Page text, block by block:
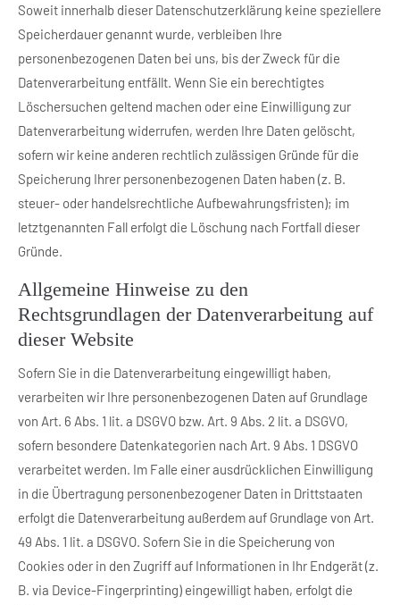
Soweit innerhalb dieser Datenschutzerklärung keine speziellere
Speicherdauer genannt wurde, verbleiben Ihre
personenbezogenen Daten bei uns, bis der Zweck für die
Datenverarbeitung entfällt. Wenn Sie ein berechtigtes
Löschersuchen geltend machen oder eine Einwilligung zur
Datenverarbeitung widerrufen, werden Ihre Daten gelöscht,
sofern wir keine anderen rechtlich zulässigen Gründe für die
Speicherung Ihrer personenbezogenen Daten haben (z. B.
steuer- oder handelsrechtliche Aufbewahrungsfristen); im
letztgenannten Fall erfolgt die Löschung nach Fortfall dieser
Gründe.
Allgemeine Hinweise zu den
Rechtsgrundlagen der Datenverarbeitung auf
dieser Website
Sofern Sie in die Datenverarbeitung eingewilligt haben,
verarbeiten wir Ihre personenbezogenen Daten auf Grundlage
von Art. 6 Abs. 1 lit. a DSGVO bzw. Art. 9 Abs. 2 lit. a DSGVO,
sofern besondere Datenkategorien nach Art. 9 Abs. 1 DSGVO
verarbeitet werden. Im Falle einer ausdrücklichen Einwilligung
in die Übertragung personenbezogener Daten in Drittstaaten
erfolgt die Datenverarbeitung außerdem auf Grundlage von Art.
49 Abs. 1 lit. a DSGVO. Sofern Sie in die Speicherung von
Cookies oder in den Zugriff auf Informationen in Ihr Endgerät (z.
B. via Device-Fingerprinting) eingewilligt haben, erfolgt die